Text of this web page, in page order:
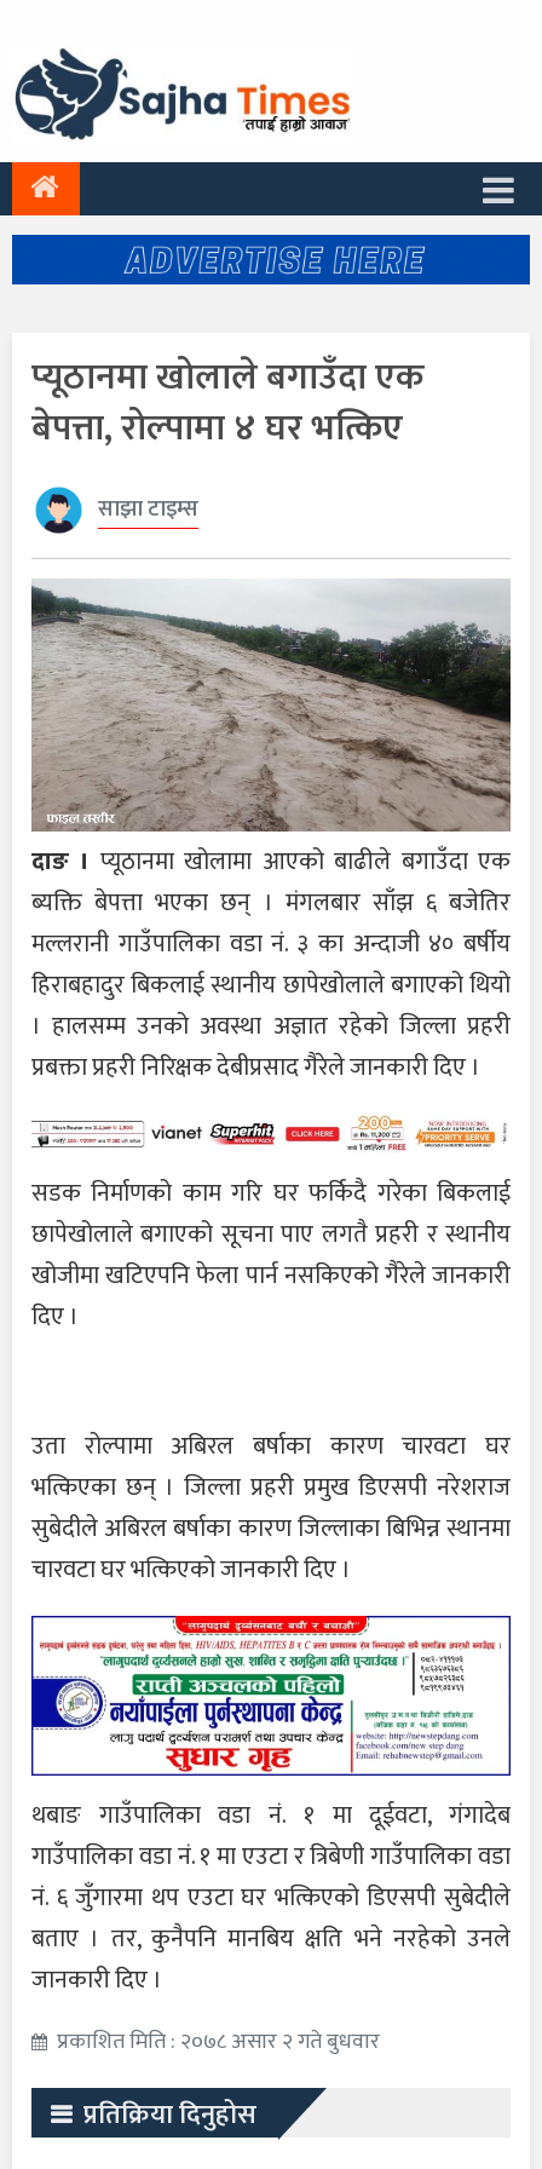
प्यूठानमा खोलाले बगाउँदा एक
बेपत्ता, रोल्पामा ४ घर भत्किए
साझा टाइम्स
दाङ । प्यूठानमा खोलामा आएको बाढीले बगाउँदा एक
ब्यक्ति बेपत्ता भएका छन् । मंगलबार साँझ ६ बजेतिर
मल्लरानी गाउँपालिका वडा नं. ३ का अन्दाजी ४० बर्षीय
हिराबहादुर बिकलाई स्थानीय छापेखोलाले बगाएको थियो
। हालसम्म उनको अवस्था अज्ञात रहेको जिल्ला प्रहरी
प्रबक्ता प्रहरी निरिक्षक देबीप्रसाद गैरेले जानकारी दिए ।
सडक निर्माणको काम गरि घर फर्किदै गरेका बिकलाई
छापेखोलाले बगाएको सूचना पाए लगतै प्रहरी र स्थानीय
खोजीमा खटिएपनि फेला पार्न नसकिएको गैरेले जानकारी
दिए ।
उता रोल्पामा अबिरल बर्षाका कारण चारवटा घर
भत्किएका छन् । जिल्ला प्रहरी प्रमुख डिएसपी नरेशराज
सुबेदीले अबिरल बर्षाका कारण जिल्लाका बिभिन्न स्थानमा
चारवटा घर भत्किएको जानकारी दिए ।
थबाङ गाउँपालिका वडा नं. १ मा दूईवटा, गंगादेब
गाउँपालिका वडा नं. १ मा एउटा र त्रिबेणी गाउँपालिका वडा
नं. ६ जुँगारमा थप एउटा घर भत्किएको डिएसपी सुबेदीले
बताए । तर, कुनैपनि मानबिय क्षति भने नरहेको उनले
जानकारी दिए ।
प्रकाशित मिति : २०७८ असार २ गते बुधवार
प्रतिक्रिया दिनुहोस